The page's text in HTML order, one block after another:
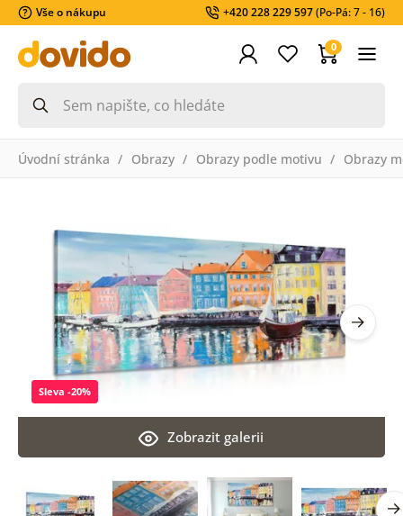
Vše o nákupu +420 228 229 597(Po-Pá: 7 - 16)
0
Úvodní stránka Obrazy Obrazy podle motivu Obrazy
Zobrazit galerii
Sleva -20%